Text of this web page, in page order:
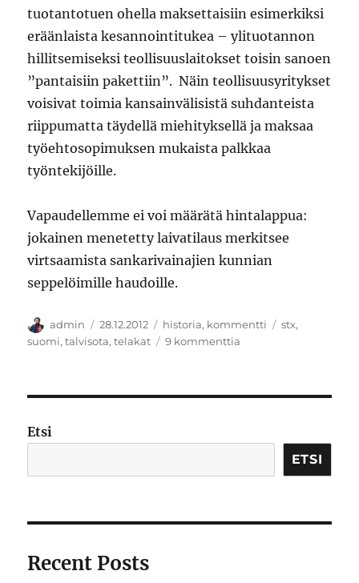
tuotantotuen ohella maksettaisiin esimerkiksi
eräänlaista kesannointitukea – ylituotannon
hillitsemiseksi teollisuuslaitokset toisin sanoen
”pantaisiin pakettiin”. Näin teollisuusyritykset
voisivat toimia kansainvälisistä suhdanteista
riippumatta täydellä miehityksellä ja maksaa
työehtosopimuksen mukaista palkkaa
työntekijöille.
Vapaudellemme ei voi määrätä hintalappua:
jokainen menetetty laivatilaus merkitsee
virtsaamista sankarivainajien kunnian
seppelöimille haudoille.
Kirjoittaja
admin Julkaistu
28.12.2012 Kategoriat
historia, kommentti Avainsanat
stx,
suomi,talvisota,telakat 9 kommenttia
Etsi
ETSI
Recent Posts